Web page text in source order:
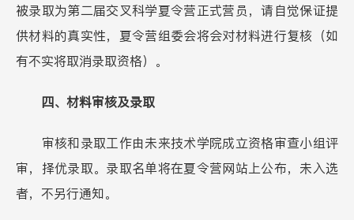
被录取为第二届交叉科学夏令营正式营员，请自觉保证提
供材料的真实性，夏令营组委会将会对材料进行复核（如
有不实将取消录取资格）。
四、材料审核及录取
审核和录取工作由未来技术学院成立资格审查小组评
审，择优录取。录取名单将在夏令营网站上公布，未入选
者，不另行通知。